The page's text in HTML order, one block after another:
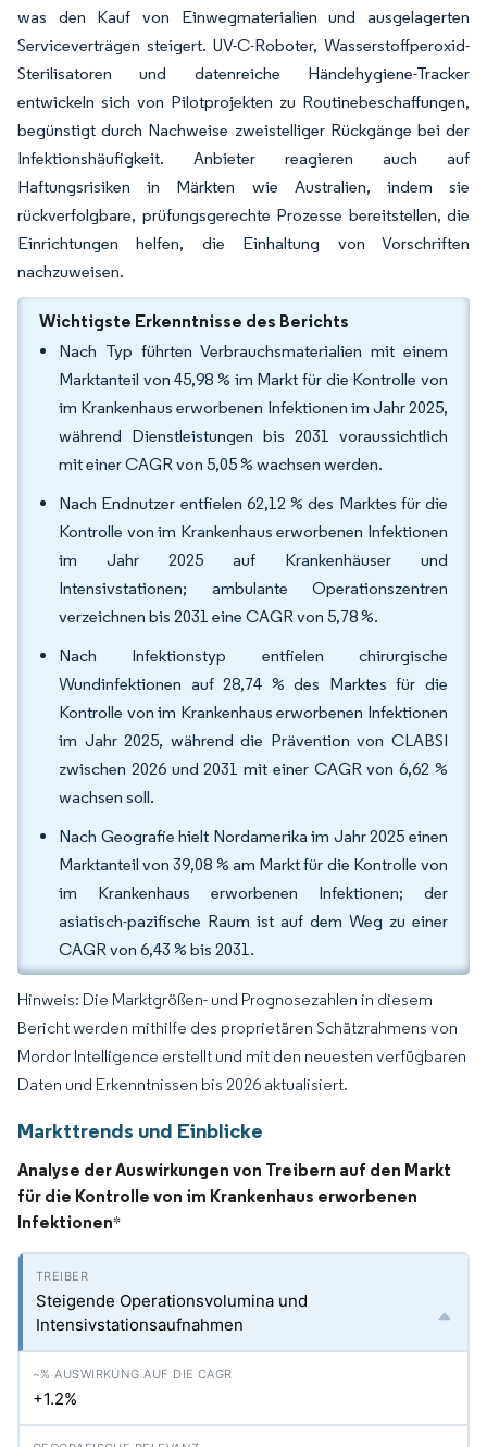
was den Kauf von Einwegmaterialien und ausgelagerten
Serviceverträgen steigert. UV-C-Roboter, Wasserstoffperoxid-
Sterilisatoren und datenreiche Händehygiene-Tracker
entwickeln sich von Pilotprojekten zu Routinebeschaffungen,
begünstigt durch Nachweise zweistelliger Rückgänge bei der
Infektionshäufigkeit. Anbieter reagieren auch auf
Haftungsrisiken in Märkten wie Australien, indem sie
rückverfolgbare, prüfungsgerechte Prozesse bereitstellen, die
Einrichtungen helfen, die Einhaltung von Vorschriften
nachzuweisen.
Wichtigste Erkenntnisse des Berichts
Nach Typ führten Verbrauchsmaterialien mit einem
Marktanteil von 45,98 % im Markt für die Kontrolle von
im Krankenhaus erworbenen Infektionen im Jahr 2025,
während Dienstleistungen bis 2031 voraussichtlich
mit einer CAGR von 5,05 % wachsen werden.
Nach Endnutzer entfielen 62,12 % des Marktes für die
Kontrolle von im Krankenhaus erworbenen Infektionen
im Jahr 2025 auf Krankenhäuser und
Intensivstationen; ambulante Operationszentren
verzeichnen bis 2031 eine CAGR von 5,78 %.
Nach Infektionstyp entfielen chirurgische
Wundinfektionen auf 28,74 % des Marktes für die
Kontrolle von im Krankenhaus erworbenen Infektionen
im Jahr 2025, während die Prävention von CLABSI
zwischen 2026 und 2031 mit einer CAGR von 6,62 %
wachsen soll.
Nach Geografie hielt Nordamerika im Jahr 2025 einen
Marktanteil von 39,08 % am Markt für die Kontrolle von
im Krankenhaus erworbenen Infektionen; der
asiatisch-pazifische Raum ist auf dem Weg zu einer
CAGR von 6,43 % bis 2031.
Hinweis: Die Marktgrößen- und Prognosezahlen in diesem
Bericht werden mithilfe des proprietären Schätzrahmens von
Mordor Intelligence erstellt und mit den neuesten verfügbaren
Daten und Erkenntnissen bis 2026 aktualisiert.
Markttrends und Einblicke
Analyse der Auswirkungen von Treibern auf den Markt
für die Kontrolle von im Krankenhaus erworbenen
Infektionen*
Steigende Operationsvolumina und
Intensivstationsaufnahmen
+1.2%